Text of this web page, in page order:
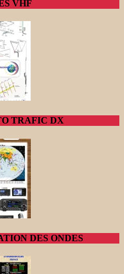
VHF
TRAFIC DX
DES ONDES